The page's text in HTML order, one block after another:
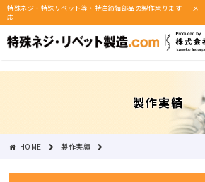
特殊ネジ・特殊リベット等・特注締結部品の製作承ります ｜ メ
応
製作実績
HOME 製作実績
クレビスピン先端のテーパー形状は、冷間鍛造による加